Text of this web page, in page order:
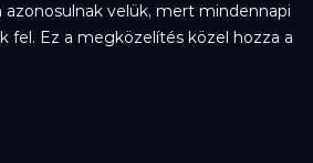
velük, mert mindennapi
fel. Ez a megközelítés közel hozza a